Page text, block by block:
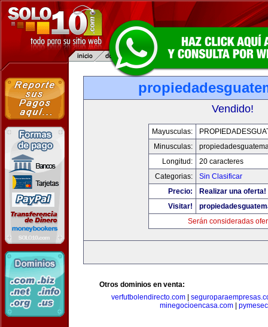
Vendido!
Mayusculas:
Minusculas:
Longitud:
20 caracteres
Categorias:
Sin Clasificar
Precio:
Realizar una oferta!
Visitar!
Serán consideradas
Otros dominios en venta:
verfutbolendirecto.com|
minegocioencasa.com